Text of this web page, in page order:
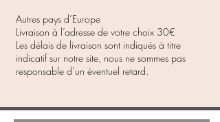
Autres pays d’Europe
Livraison à l’adresse de votre choix 30€
Les délais de livraison sont indiqués à titre
indicatif sur notre site, nous ne sommes pas
responsable d’un éventuel retard.